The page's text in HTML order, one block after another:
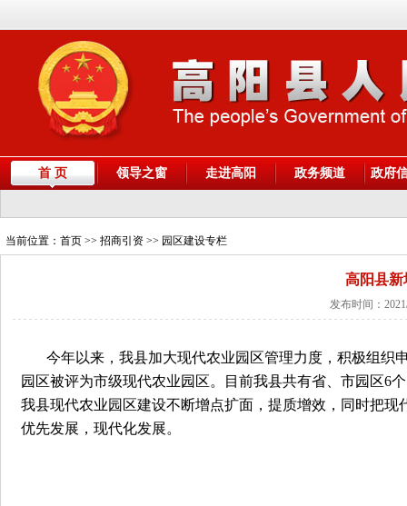
首 页 领导之窗 走进高阳 政务频道 政府
当前位置： 首页 >> 招商引资 >> 园区建设专栏
高阳县新
发布时间：
今年以来，我县加大现代农业园区管理力度，积极组织
园区被评为市级现代农业园区。目前我县共有省、市园区6
我县现代农业园区建设不断增点扩面，提质增效，同时把
优先发展，现代化发展。